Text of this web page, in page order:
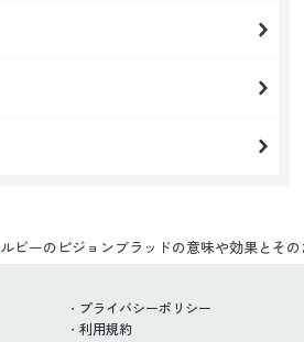
ルビーのピジョンブラッドの意味や効果とそ
プライバシーポリシー
利用規約